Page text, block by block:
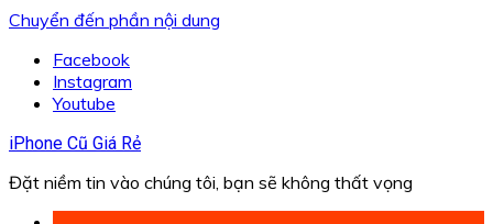
Chuyển đến phần nội dung
Facebook
Instagram
Youtube
iPhone Cũ Giá Rẻ
Đặt niềm tin vào chúng tôi, bạn sẽ không thất vọng